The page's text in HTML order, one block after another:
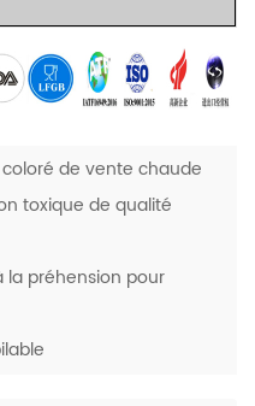
de vente chaude
toxique de qualité
la préhension pour